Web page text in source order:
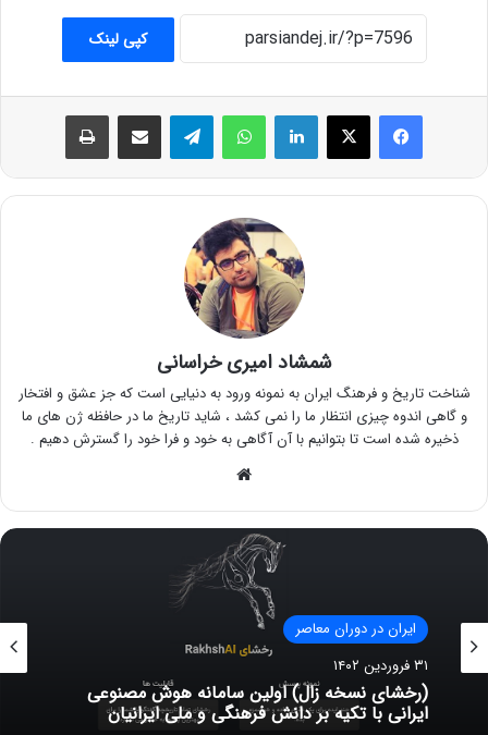
کپی لینک
فیس بوک X لینکدین واتس آپ تلگرام اشتراک گذاری از طریق ایمیل چاپ
شمشاد امیری خراسانی
شناخت تاریخ و فرهنگ ایران به نمونه ورود به دنیایی است که جز عشق و افتخار
و گاهی اندوه چیزی انتظار ما را نمی کشد ، شاید تاریخ ما در حافظه ژن های ما
ذخیره شده است تا بتوانیم با آن آگاهی به خود و فرا خود را گسترش دهیم .
ایران در دوران معاصر
۳۱ فروردین ۱۴۰۲
ایران در دوران معاصر
۵ آبان ۱۳۹۹
شکل صحیح نگارش نام آذربایجان یا آزربایجان